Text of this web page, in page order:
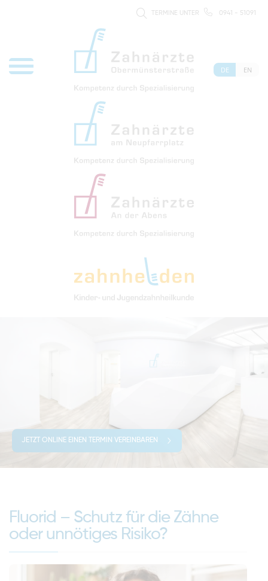
TERMINE UNTER 0941 - 51091
DE EN
JETZT ONLINE EINEN TERMIN VEREINBAREN
Fluorid – Schutz für die Zähne
oder unnötiges Risiko?